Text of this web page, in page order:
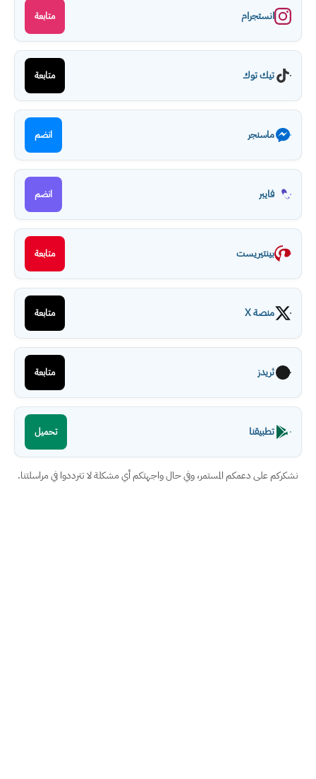
انستجرام متابعة
تيك توك متابعة
ماسنجر انضم
فايبر انضم
بينتيريست متابعة
منصة X متابعة
ثريدز متابعة
تطبيقنا تحميل
نشكركم على دعمكم المستمر، وفي حال واجهتكم أي مشكلة لا تترددوا في مراسلتنا.